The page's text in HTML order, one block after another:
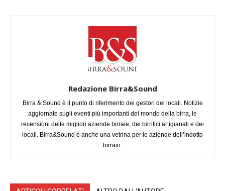
Redazione Birra&Sound
Birra & Sound è il punto di riferimento dei gestori dei locali. Notizie
aggiornate sugli eventi più importanti del mondo della birra, le
recensioni delle migliori aziende birraie, dei birrifici artigianali e dei
locali. Birra&Sound è anche una vetrina per le aziende dell’indotto
birraio.